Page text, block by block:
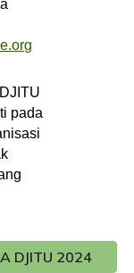
pada
DJITU 2024